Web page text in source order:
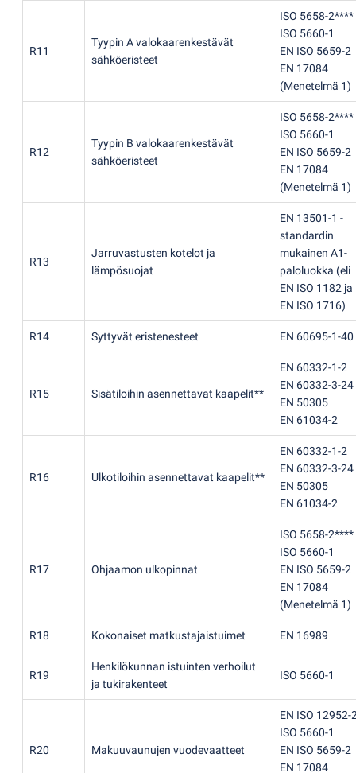
R11
Tyypin A valokaarenkestävät
sähköeristeet
ISO 5658-2****
ISO 5660-1
EN ISO 5659-2
EN 17084
(Menetelmä 1)
R12
Tyypin B valokaarenkestävät
sähköeristeet
ISO 5658-2****
ISO 5660-1
EN ISO 5659-2
EN 17084
(Menetelmä 1)
R13
Jarruvastusten kotelot ja
lämpösuojat
EN 13501-1 -
standardin
mukainen A1-
paloluokka (eli
EN ISO 1182 ja
EN ISO 1716)
R14 Syttyvät eristenesteet EN 60695-1-40
R15 Sisätiloihin asennettavat kaapelit**
EN 60332-1-2
EN 60332-3-24
EN 50305
EN 61034-2
R16 Ulkotiloihin asennettavat kaapelit**
EN 60332-1-2
EN 60332-3-24
EN 50305
EN 61034-2
R17 Ohjaamon ulkopinnat
ISO 5658-2****
ISO 5660-1
EN ISO 5659-2
EN 17084
(Menetelmä 1)
R18 Kokonaiset matkustajaistuimet EN 16989
R19
Henkilökunnan istuinten verhoilut
ja tukirakenteet
ISO 5660-1
R20 Makuuvaunujen vuodevaatteet
EN ISO 12952-
ISO 5660-1
EN ISO 5659-2
EN 17084